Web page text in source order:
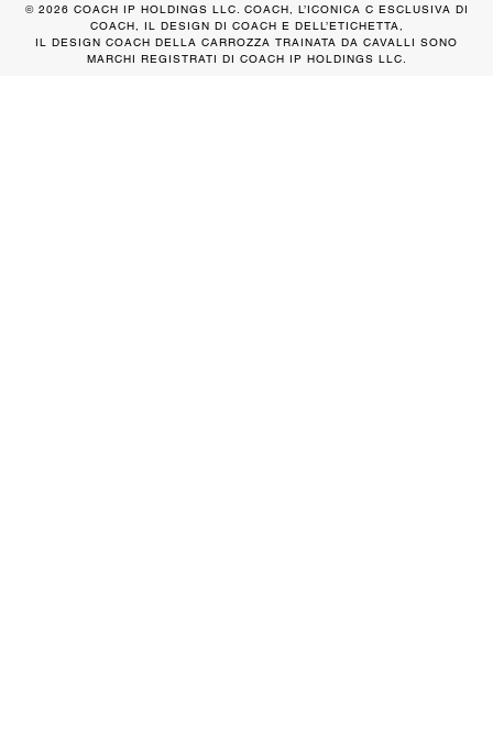
© 2026 COACH IP HOLDINGS LLC. COACH, L’ICONICA C ESCLUSIVA DI
COACH, IL DESIGN DI COACH E DELL’ETICHETTA,
IL DESIGN COACH DELLA CARROZZA TRAINATA DA CAVALLI SONO
MARCHI REGISTRATI DI COACH IP HOLDINGS LLC.